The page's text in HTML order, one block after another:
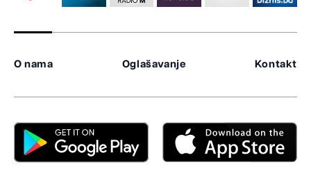
O nama Oglašavanje Kontakt